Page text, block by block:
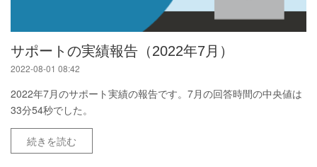
サポートの実績報告（2022年7月）
2022-08-01 08:42
2022年7月のサポート実績の報告です。7月の回答時間の中央値は
33分54秒でした。
続きを読む